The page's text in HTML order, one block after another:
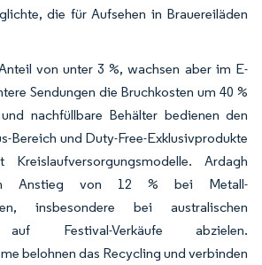
die für Aufsehen in Brauereiläden
von unter 3 %, wachsen aber im E-
Sendungen die Bruchkosten um 40 %
nachfüllbare Behälter bedienen den
Bereich und Duty-Free-Exklusivprodukte
Ardagh
Anstieg von 12 % bei Metall-
insbesondere bei australischen
Festival-Verkäufe abzielen.
belohnen das Recycling und verbinden